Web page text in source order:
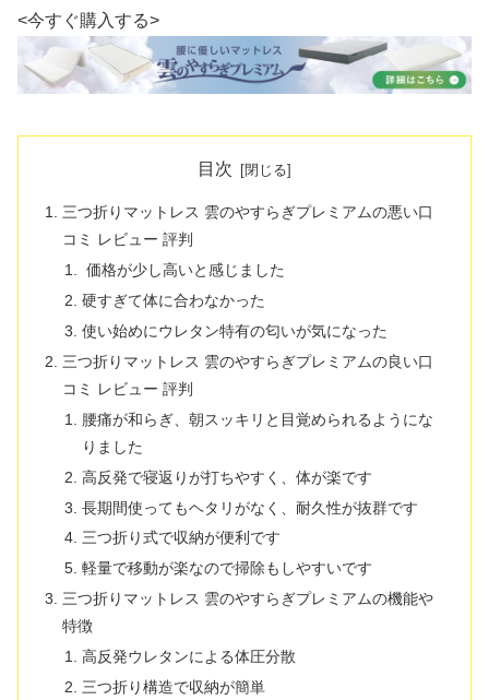
<今すぐ購入する>
目次
三つ折りマットレス 雲のやすらぎプレミアムの悪い口
コミ レビュー 評判
価格が少し高いと感じました
硬すぎて体に合わなかった
使い始めにウレタン特有の匂いが気になった
三つ折りマットレス 雲のやすらぎプレミアムの良い口
コミ レビュー 評判
腰痛が和らぎ、朝スッキリと目覚められるようにな
りました
高反発で寝返りが打ちやすく、体が楽です
長期間使ってもヘタリがなく、耐久性が抜群です
三つ折り式で収納が便利です
軽量で移動が楽なので掃除もしやすいです
三つ折りマットレス 雲のやすらぎプレミアムの機能や
特徴
高反発ウレタンによる体圧分散
三つ折り構造で収納が簡単